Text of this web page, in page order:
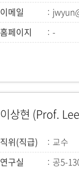
이메일
홈페이지
-
이상현 (Prof.
직위(직급)
교수
연구실
공5-